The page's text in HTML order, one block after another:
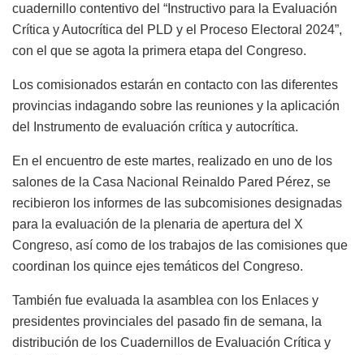
cuadernillo contentivo del “Instructivo para la Evaluación
Crítica y Autocrítica del PLD y el Proceso Electoral 2024”,
con el que se agota la primera etapa del Congreso.
Los comisionados estarán en contacto con las diferentes
provincias indagando sobre las reuniones y la aplicación
del Instrumento de evaluación crítica y autocrítica.
En el encuentro de este martes, realizado en uno de los
salones de la Casa Nacional Reinaldo Pared Pérez, se
recibieron los informes de las subcomisiones designadas
para la evaluación de la plenaria de apertura del X
Congreso, así como de los trabajos de las comisiones que
coordinan los quince ejes temáticos del Congreso.
También fue evaluada la asamblea con los Enlaces y
presidentes provinciales del pasado fin de semana, la
distribución de los Cuadernillos de Evaluación Crítica y